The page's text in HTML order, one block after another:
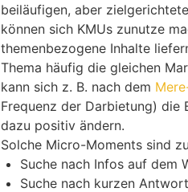
beiläufigen, aber
können sich KMUs zunutze
themenbezogene Inhalte
Thema häufig die gleichen
kann sich z. B. nach dem
Frequenz der Darbietung) die
dazu positiv ändern.
Solche Micro-Moments sind
Suche nach Infos auf dem
Suche nach kurzen